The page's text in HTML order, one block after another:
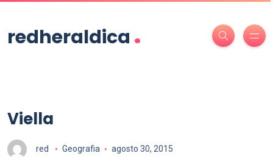
redheraldica .
Viella
red Geografia agosto 30, 2015